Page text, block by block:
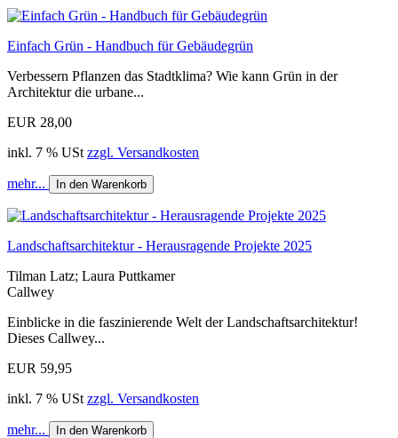
Einfach Grün - Handbuch für Gebäudegrün
Verbessern Pflanzen das Stadtklima? Wie kann Grün in der
Architektur die urbane...
EUR 28,00
inkl. 7 % USt zzgl. Versandkosten
mehr... In den Warenkorb
Landschaftsarchitektur - Herausragende Projekte 2025
Tilman Latz; Laura Puttkamer
Callwey
Einblicke in die faszinierende Welt der Landschaftsarchitektur!
Dieses Callwey...
EUR 59,95
inkl. 7 % USt zzgl. Versandkosten
mehr... In den Warenkorb